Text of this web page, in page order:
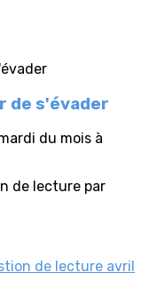
de s'évader
du mois à
de lecture par
de lecture avril